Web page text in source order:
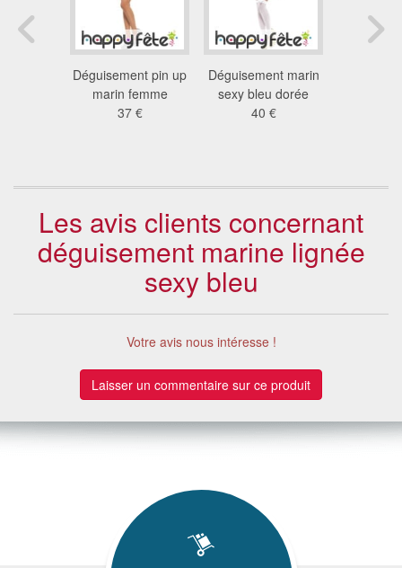
Déguisement pin up
marin femme
37 €
Déguisement marin
sexy bleu dorée
40 €
Les avis clients concernant
déguisement marine lignée
sexy bleu
Votre avis nous intéresse !
Laisser un commentaire sur ce produit